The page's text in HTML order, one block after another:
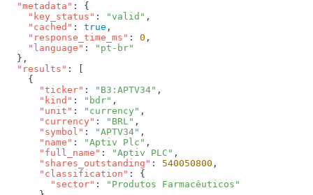
  "metadata"
    "key_status"
: "valid"
    "cached"
: true
    "response_time_ms"
: 0
    "language"
:
  "results"
      "ticker"
: "B3:APTV34"
      "kind"
: "bdr"
      "unit"
: "currency"
      "currency"
: "BRL"
      "symbol"
: "APTV34"
      "name"
: "Aptiv Plc"
      "full_name"
: "Aptiv PLC"
      "shares_outstanding"
: 540050800
      "classification"
        "sector"
: